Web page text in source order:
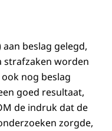
beslag gelegd,
strafzaken worden
nog beslag
goed resultaat,
de indruk dat de
zorgde,